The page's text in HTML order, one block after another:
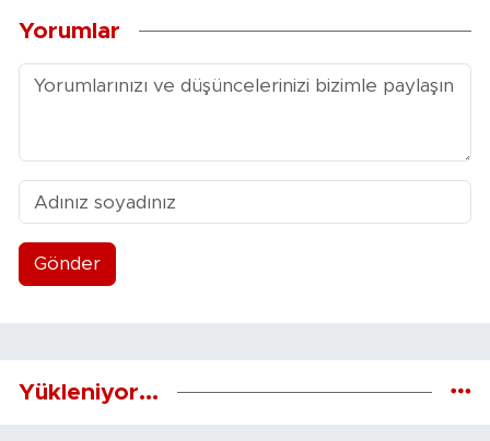
Yorumlar
Gönder
Yükleniyor...